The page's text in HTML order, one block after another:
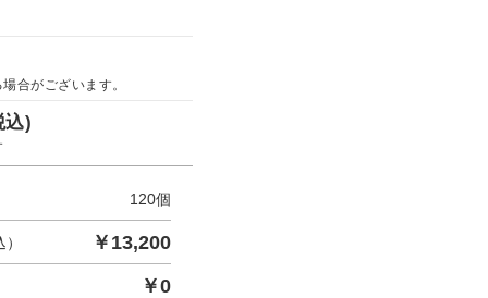
合がございます。
込)
120個
￥ 13,200
￥0